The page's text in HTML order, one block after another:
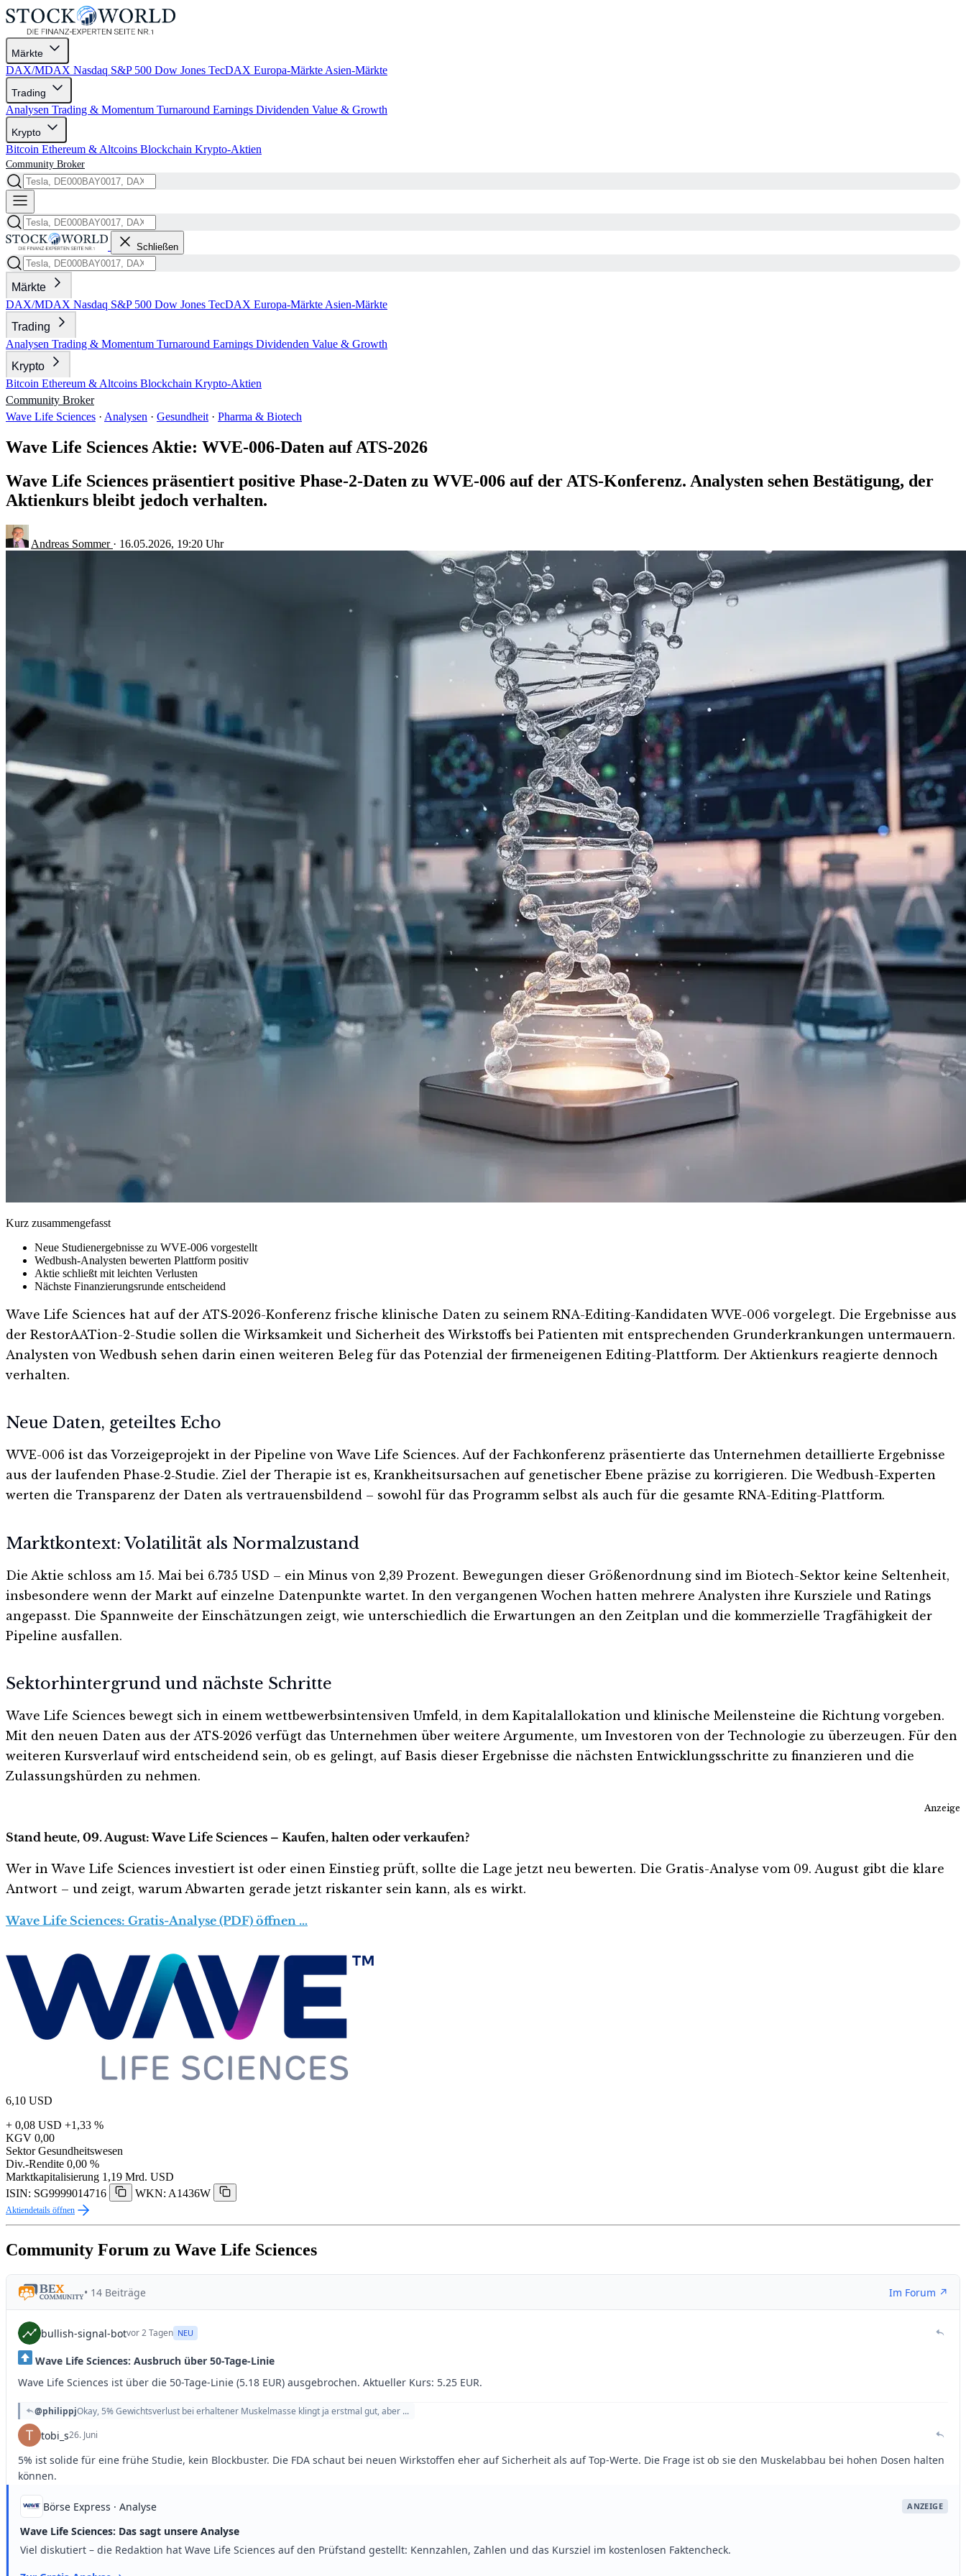
Märkte
DAX/MDAX Nasdaq S&P 500 Dow Jones TecDAX Europa-Märkte Asien-Märkte
Trading
Analysen Trading & Momentum Turnaround Earnings Dividenden Value & Growth
Krypto
Bitcoin Ethereum & Altcoins Blockchain Krypto-Aktien
Community Broker
Schließen
Märkte
DAX/MDAX Nasdaq S&P 500 Dow Jones TecDAX Europa-Märkte Asien-Märkte
Trading
Analysen Trading & Momentum Turnaround Earnings Dividenden Value & Growth
Krypto
Bitcoin Ethereum & Altcoins Blockchain Krypto-Aktien
Community Broker
Wave Life Sciences · Analysen · Gesundheit · Pharma & Biotech
Wave Life Sciences Aktie: WVE-006-Daten auf ATS-2026
Wave Life Sciences präsentiert positive Phase-2-Daten zu WVE-006 auf der ATS-Konferenz. Analysten sehen Bestätigung, der
Aktienkurs bleibt jedoch verhalten.
Andreas Sommer · 16.05.2026, 19:20 Uhr
Kurz zusammengefasst
Neue Studienergebnisse zu WVE-006 vorgestellt
Wedbush-Analysten bewerten Plattform positiv
Aktie schließt mit leichten Verlusten
Nächste Finanzierungsrunde entscheidend
Wave Life Sciences hat auf der ATS‑2026-Konferenz frische klinische Daten zu seinem RNA-Editing-Kandidaten WVE-006 vorgelegt. Die Ergebnisse aus
der RestorAATion-2-Studie sollen die Wirksamkeit und Sicherheit des Wirkstoffs bei Patienten mit entsprechenden Grunderkrankungen untermauern.
Analysten von Wedbush sehen darin einen weiteren Beleg für das Potenzial der firmeneigenen Editing-Plattform. Der Aktienkurs reagierte dennoch
verhalten.
Neue Daten, geteiltes Echo
WVE-006 ist das Vorzeigeprojekt in der Pipeline von Wave Life Sciences. Auf der Fachkonferenz präsentierte das Unternehmen detaillierte Ergebnisse
aus der laufenden Phase‑2‑Studie. Ziel der Therapie ist es, Krankheitsursachen auf genetischer Ebene präzise zu korrigieren. Die Wedbush-Experten
werten die Transparenz der Daten als vertrauensbildend – sowohl für das Programm selbst als auch für die gesamte RNA-Editing-Plattform.
Marktkontext: Volatilität als Normalzustand
Die Aktie schloss am 15. Mai bei 6.735 USD – ein Minus von 2,39 Prozent. Bewegungen dieser Größenordnung sind im Biotech-Sektor keine Seltenheit,
insbesondere wenn der Markt auf einzelne Datenpunkte wartet. In den vergangenen Wochen hatten mehrere Analysten ihre Kursziele und Ratings
angepasst. Die Spannweite der Einschätzungen zeigt, wie unterschiedlich die Erwartungen an den Zeitplan und die kommerzielle Tragfähigkeit der
Pipeline ausfallen.
Sektorhintergrund und nächste Schritte
Wave Life Sciences bewegt sich in einem wettbewerbsintensiven Umfeld, in dem Kapitalallokation und klinische Meilensteine die Richtung vorgeben.
Mit den neuen Daten aus der ATS‑2026 verfügt das Unternehmen über weitere Argumente, um Investoren von der Technologie zu überzeugen. Für den
weiteren Kursverlauf wird entscheidend sein, ob es gelingt, auf Basis dieser Ergebnisse die nächsten Entwicklungsschritte zu finanzieren und die
Zulassungshürden zu nehmen.
Anzeige
Stand heute, 09. August: Wave Life Sciences – Kaufen, halten oder verkaufen?
Wer in Wave Life Sciences investiert ist oder einen Einstieg prüft, sollte die Lage jetzt neu bewerten. Die Gratis-Analyse vom 09. August gibt die klare
Antwort – und zeigt, warum Abwarten gerade jetzt riskanter sein kann, als es wirkt.
Wave Life Sciences: Gratis-Analyse (PDF) öffnen …
6,10 USD
+ 0,08 USD +1,33 %
KGV 0,00
Sektor Gesundheitswesen
Div.-Rendite 0,00 %
Marktkapitalisierung 1,19 Mrd. USD
ISIN: SG9999014716
WKN: A1436W
Aktiendetails öffnen
Community Forum zu Wave Life Sciences